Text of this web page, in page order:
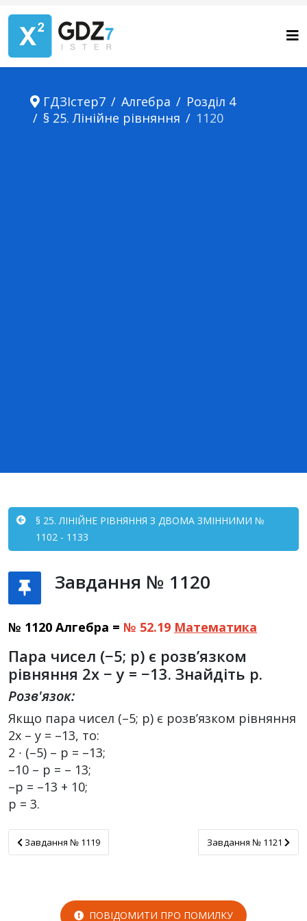
ГДЗІстер7 Алгебра
Розділ 4
§ 25. Лінійне рівняння
1120
§ 25. ЛІНІЙНЕ РІВНЯННЯ З ДВОМА ЗМІННИМИ №
1102 - 1133
Завдання № 1120
№ 1120 Алгебра = № 52.19 Математика
Пара чисел (−5; p) є розв’язком
рівняння 2x − y = −13. Знайдіть p.
Розв'язок:
Якщо пара чисел (–5; р) є розв’язком рівняння
2х – у = –13, то:
2 ∙ (–5) – р = –13;
–10 – р = – 13;
–р = –13 + 10;
р = 3.
Завдання № 1119
Завдання № 1119 Завдання № 1121
Завдання № 1121
ПОВІДОМИТИ ПРО ПОМИЛКУ